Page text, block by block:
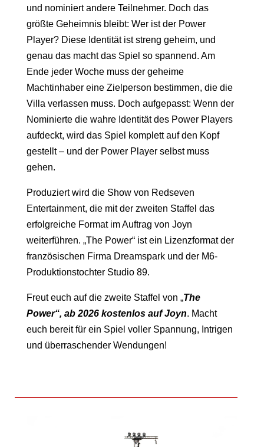
und nominiert andere Teilnehmer. Doch das
größte Geheimnis bleibt: Wer ist der Power
Player? Diese Identität ist streng geheim, und
genau das macht das Spiel so spannend. Am
Ende jeder Woche muss der geheime
Machtinhaber eine Zielperson bestimmen, die die
Villa verlassen muss. Doch aufgepasst: Wenn der
Nominierte die wahre Identität des Power Players
aufdeckt, wird das Spiel komplett auf den Kopf
gestellt – und der Power Player selbst muss
gehen.
Produziert wird die Show von Redseven
Entertainment, die mit der zweiten Staffel das
erfolgreiche Format im Auftrag von Joyn
weiterführen. „The Power“ ist ein Lizenzformat der
französischen Firma Dreamspark und der M6-
Produktionstochter Studio 89.
Freut euch auf die zweite Staffel von „The
Power“, ab 2026 kostenlos auf Joyn. Macht
euch bereit für ein Spiel voller Spannung, Intrigen
und überraschender Wendungen!